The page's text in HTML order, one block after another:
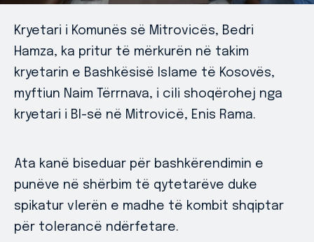
Kryetari i Komunës së Mitrovicës, Bedri
Hamza, ka pritur të mërkurën në takim
kryetarin e Bashkësisë Islame të Kosovës,
myftiun Naim Tërrnava, i cili shoqërohej nga
kryetari i BI-së në Mitrovicë, Enis Rama.
Ata kanë biseduar për bashkërendimin e
punëve në shërbim të qytetarëve duke
spikatur vlerën e madhe të kombit shqiptar
për tolerancë ndërfetare.